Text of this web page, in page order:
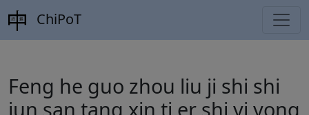
ChiPoT
Feng he guo zhou liu ji shi shi
jun san tang xin ti er shi yi yong